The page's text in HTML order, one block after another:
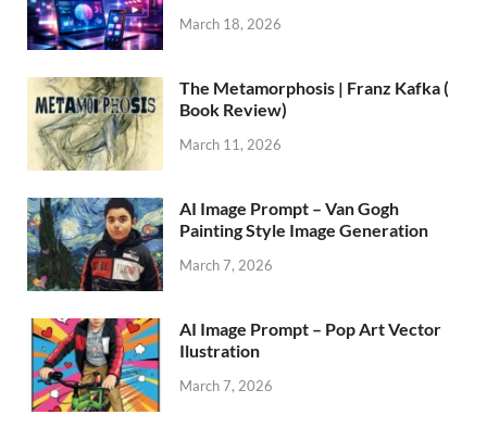
March 18, 2026
The Metamorphosis | Franz Kafka (
Book Review)
March 11, 2026
AI Image Prompt – Van Gogh
Painting Style Image Generation
March 7, 2026
AI Image Prompt – Pop Art Vector
Ilustration
March 7, 2026